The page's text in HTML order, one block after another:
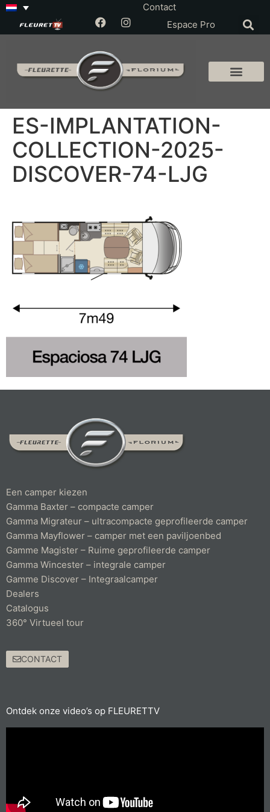
Contact
Espace Pro
ES-IMPLANTATION-
COLLECTION-2025-
DISCOVER-74-LJG
Een camper kiezen
Gamma Baxter – compacte camper
Gamma Migrateur – ultracompacte geprofileerde camper
Gamma Mayflower – camper met een paviljoenbed
Gamme Magister – Ruime geprofileerde camper
Gamma Wincester – integrale camper
Gamme Discover – Integraalcamper
Dealers
Catalogus
360° Virtueel tour
CONTACT
Ontdek onze video’s op FLEURETTV